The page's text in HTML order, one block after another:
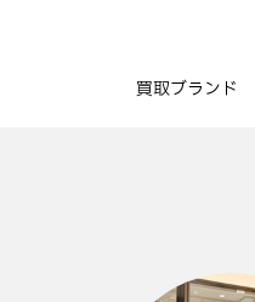
買取ブランド